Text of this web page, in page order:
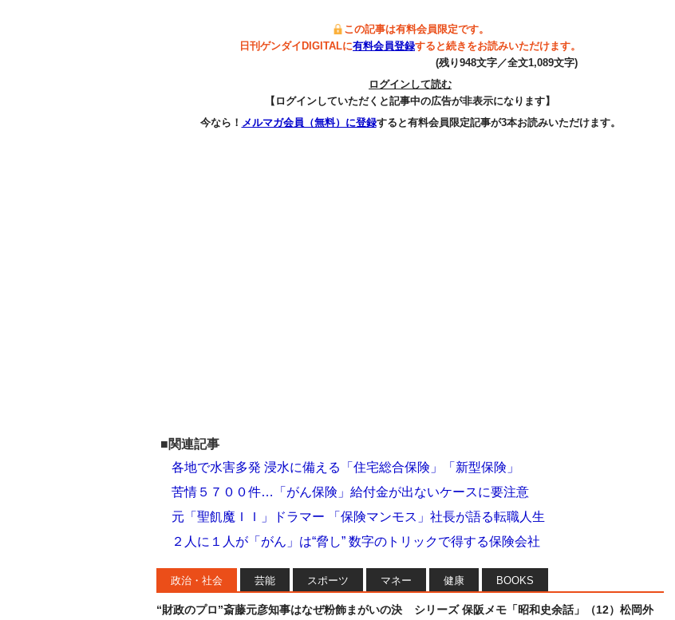
この記事は有料会員限定です。
日刊ゲンダイDIGITALに有料会員登録すると続きをお読みいただけます。
(残り948文字／全文1,089文字)
ログインして読む
【ログインしていただくと記事中の広告が非表示になります】
今なら！ メルマガ会員（無料）に登録すると有料会員限定記事が3本お読みいただけます。
■関連記事
各地で水害多発 浸水に備える「住宅総合保険」「新型保険」
苦情５７００件…「がん保険」給付金が出ないケースに要注意
元「聖飢魔ＩＩ」ドラマー 「保険マンモス」社長が語る転職人生
２人に１人が「がん」は“脅し” 数字のトリックで得する保険会社
政治・社会 芸能 スポーツ マネー 健康 BOOKS
“財政のプロ”斎藤元彦知事はなぜ粉飾まがいの決
シリーズ 保阪メモ「昭和史余話」（12）松岡外